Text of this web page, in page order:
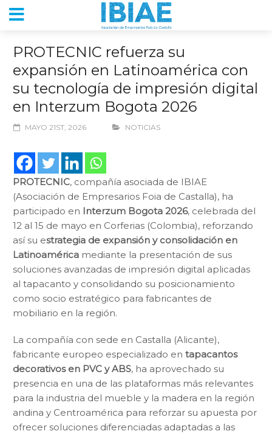
PROTECNIC refuerza su
expansión en Latinoamérica con
su tecnología de impresión digital
en Interzum Bogota 2026
MAYO 21ST, 2026 NOTICIAS
PROTECNIC, compañía asociada de IBIAE
(Asociación de Empresarios Foia de Castalla), ha
participado en Interzum Bogota 2026, celebrada del
12 al 15 de mayo en Corferias (Colombia), reforzando
así su estrategia de expansión y consolidación en
Latinoamérica mediante la presentación de sus
soluciones avanzadas de impresión digital aplicadas
al tapacanto y consolidando su posicionamiento
como socio estratégico para fabricantes de
mobiliario en la región.
La compañía con sede en Castalla (Alicante),
fabricante europeo especializado en tapacantos
decorativos en PVC y ABS, ha aprovechado su
presencia en una de las plataformas más relevantes
para la industria del mueble y la madera en la región
andina y Centroamérica para reforzar su apuesta por
ofrecer soluciones diferenciadas adaptadas a las